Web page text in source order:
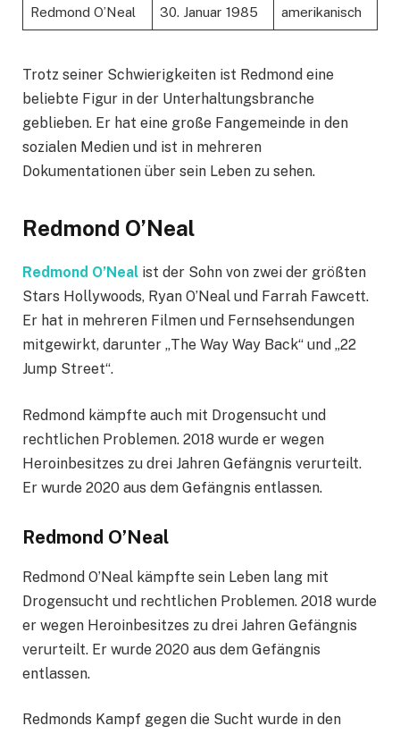
Redmond O’Neal 30. Januar 1985 amerikanisch
Trotz seiner Schwierigkeiten ist Redmond eine
beliebte Figur in der Unterhaltungsbranche
geblieben. Er hat eine große Fangemeinde in den
sozialen Medien und ist in mehreren
Dokumentationen über sein Leben zu sehen.
Redmond O’Neal
Redmond O’Neal ist der Sohn von zwei der größten
Stars Hollywoods, Ryan O’Neal und Farrah Fawcett.
Er hat in mehreren Filmen und Fernsehsendungen
mitgewirkt, darunter „The Way Way Back“ und „22
Jump Street“.
Redmond kämpfte auch mit Drogensucht und
rechtlichen Problemen. 2018 wurde er wegen
Heroinbesitzes zu drei Jahren Gefängnis verurteilt.
Er wurde 2020 aus dem Gefängnis entlassen.
Redmond O’Neal
Redmond O’Neal kämpfte sein Leben lang mit
Drogensucht und rechtlichen Problemen. 2018 wurde
er wegen Heroinbesitzes zu drei Jahren Gefängnis
verurteilt. Er wurde 2020 aus dem Gefängnis
entlassen.
Redmonds Kampf gegen die Sucht wurde in den